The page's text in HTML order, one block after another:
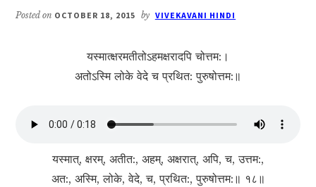
Posted on OCTOBER 18, 2015 by VIVEKAVANI HINDI
यस्मात्क्षरमतीतोऽह‍‍‍मक्षरादपि चोत्तम:।
अतोऽस्मि लोके वेदे च प्रथित: पुरुषोत्तम:॥
यस्मात्, क्षरम्, अतीत:, अहम्, अक्षरात्, अपि, च, उत्तम:,
अत:, अस्मि, लोके, वेदे, च, प्रथित:, पुरुषोत्तम:॥ १८॥